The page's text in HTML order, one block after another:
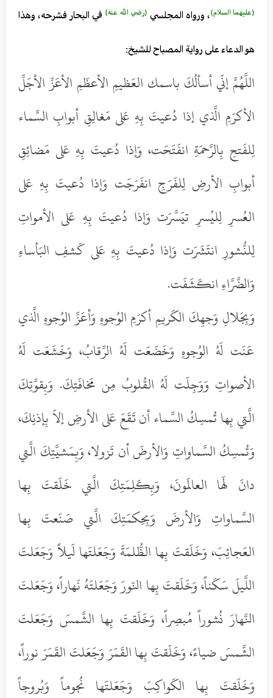
(عليهما السلام)، ورواه المجلسي (رضي الله عنه) في البحار فشرحه، وهذا
هو الدعاء على رواية المصباح للشيخ:
اللَّهُمَّ إنّي أسألُكَ باسمك العَظيمِ الأعظَمِ الأعَزِّ الأجَلِّ
الأكرَمِ الَّذي إذا دُعيتَ بِهِ عَلى مَغالِقِ أبوابِ السَّماء
لِلفَتحِ بِالرَّحمَةِ انفَتَحَت، وَإذا دُعيتَ بِهِ عَلى مَضائِقِ
أبوابِ الأرضِ لِلفَرَجِ انفَرَجَت وَإذا دُعيتَ بِهِ عَلى
العُسرِ لِليُسرِ تيَسَّرَت وَإذا دُعيتَ بِهِ عَلى الأمواتِ
لِلنُّشورِ انتَشَرَت وَإذا دُعيتَ بِهِ عَلى كَشفِ البَأساءِ
وَالضَّرَّاءِ انكَشَفَت.
وَبِجَلالِ وَجهِكَ الكَريمِ أكرَمِ الوُجوهِ وَأعَزِّ الوُجوهِ الَّذي
عَنَت لَهُ الوُجوهِ وَخَضَعَت لَهُ الرِّقابُ، وَخَشَعَت لَهُ
الأصواتِ وَوَجِلَت لَهُ القُلوبُ مِن مَخافَتِكَ. وَبِقوَّتِكَ
الَّتي بِها تُمسِكُ السَّماء أن تَقَعَ عَلى الأرضِ إلاّ بِإذنِكَ،
وَتُمسِكُ السَّماواتِ وَالأرضَ أن تَزولا، وَبِمَشيَّتِكَ الَّتي
دانَ لَها العالَمونَ، وَبِكَلِمَتِكَ الَّتي خَلَقتَ بِها
السَّماواتِ وَالأرضَ وَبِحِكمَتِكَ الَّتي صَنَعتَ بِها
العَجائِبَ، وَخَلَقتَ بِها الظُّلمَةَ وَجَعَلتَها لَيلاً وَجَعَلتَ
اللَّيلَ سَكَناً، وَخَلَقتَ بِها النّورَ وَجَعَلتَهُ نَهاراً، وَجَعَلتَ
النَّهارَ نُشوراً مُبصِراً، وَخَلَقتَ بِها الشَّمسَ وَجَعَلتَ
الشَّمسَ ضياءً، وَخَلَقتَ بِها القَمَرَ وَجَعَلتَ القَمَرَ نوراً،
وَخَلَقتَ بِها الكَواكِبَ وَجَعَلتَها نُجوماً وَبُروجاً